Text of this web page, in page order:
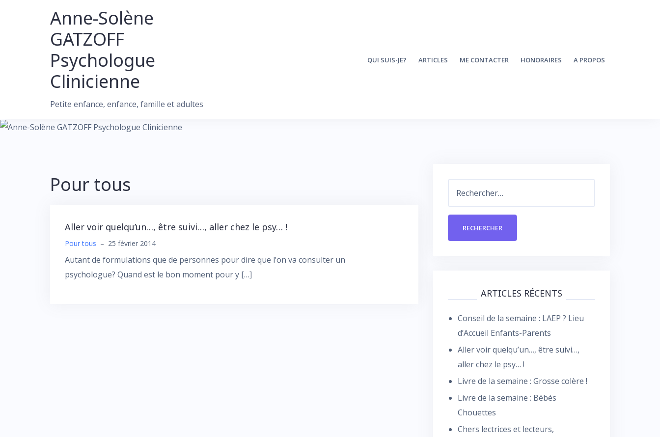
Anne-Solène
GATZOFF
Psychologue
Clinicienne
Petite enfance, enfance, famille et adultes
QUI SUIS-JE? ARTICLES ME CONTACTER HONORAIRES A PROPOS
Pour tous
Aller voir quelqu’un…, être suivi…, aller chez le psy… !
Pour tous – 25 février 2014
Autant de formulations que de personnes pour dire que l’on va consulter un
psychologue? Quand est le bon moment pour y […]
ARTICLES RÉCENTS
Conseil de la semaine : LAEP ? Lieu
d’Accueil Enfants-Parents
Aller voir quelqu’un…, être suivi…,
aller chez le psy… !
Livre de la semaine : Grosse colère !
Livre de la semaine : Bébés
Chouettes
Chers lectrices et lecteurs,